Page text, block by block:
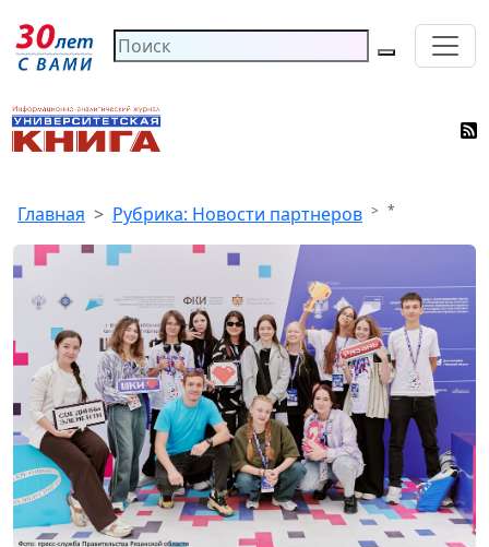
Главная Рубрика: Новости партнеров *